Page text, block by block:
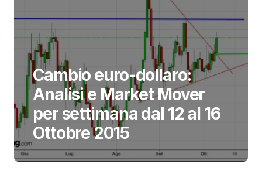
Cambio euro-dollaro:
Analisi e Market Mover
per settimana dal 12 al 16
Ottobre 2015